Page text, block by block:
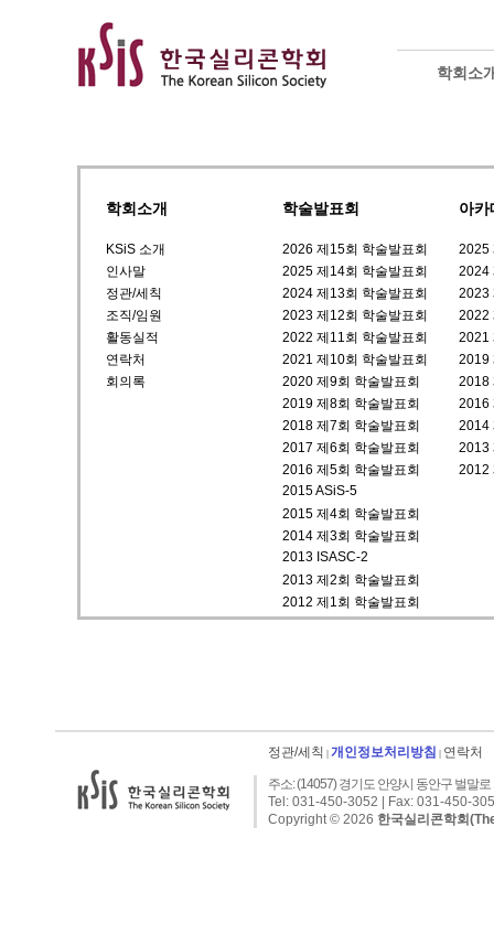
학회소
학회소개
KSiS 소개
인사말
정관/세칙
조직/임원
활동실적
연락처
회의록
학술발표회
2026 제15회 학술발표회
2025 제14회 학술발표회
2024 제13회 학술발표회
2023 제12회 학술발표회
2022 제11회 학술발표회
2021 제10회 학술발표회
2020 제9회 학술발표회
2019 제8회 학술발표회
2018 제7회 학술발표회
2017 제6회 학술발표회
2016 제5회 학술발표회
2015 ASiS-5
2015 제4회 학술발표회
2014 제3회 학술발표회
2013 ISASC-2
2013 제2회 학술발표회
2012 제1회 학술발표회
아카
2025
2024
2023
2022
2021
2019
2018
2016
2014
2013
2012
정관/세칙 개인정보처리방침 연락처
주소: (14057) 경기도 안양시 동안구 벌말
Tel: 031-450-3052 | Fax: 031-450-
Copyright © 2026 한국실리콘학회